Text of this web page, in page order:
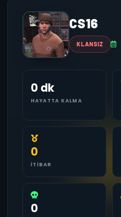
CS16
KLANSIZ
0 dk
HAYATTA KALMA
0
İTIBAR
0